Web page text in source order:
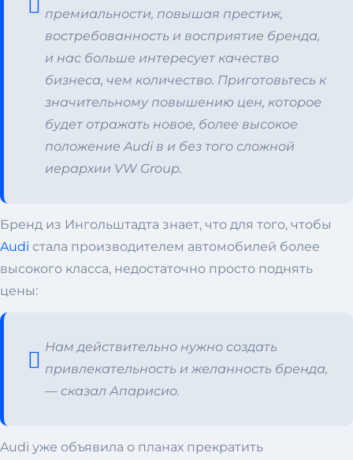
премиальности, повышая престиж,
востребованность и восприятие бренда,
и нас больше интересует качество
бизнеса, чем количество. Приготовьтесь к
значительному повышению цен, которое
будет отражать новое, более высокое
положение Audi в и без того сложной
иерархии VW Group.
Бренд из Ингольштадта знает, что для того, чтобы
Audi стала производителем автомобилей более
высокого класса, недостаточно просто поднять
цены:
Нам действительно нужно создать
привлекательность и желанность бренда,
— сказал Апарисио.
Audi уже объявила о планах прекратить